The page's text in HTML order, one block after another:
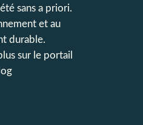
sans a priori.
et au
durable.
sur le portail